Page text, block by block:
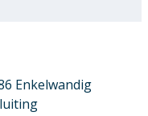
Enkelwandig